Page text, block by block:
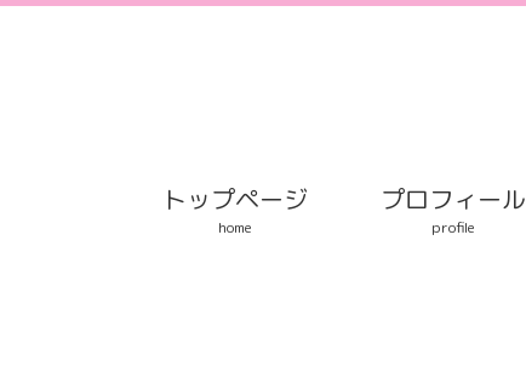
トップページ
home
プロフィール
profile